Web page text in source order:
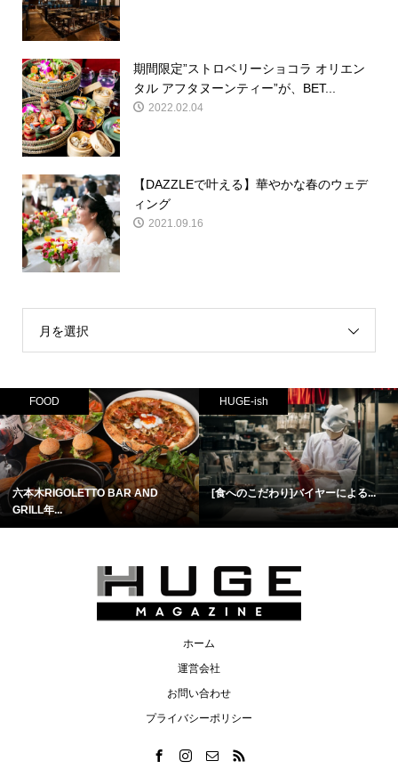
期間限定”ストロベリーショコラ オリエン
タル アフタヌーンティー”が、BET...
2022.02.04
【DAZZLEで叶える】華やかな春のウェデ
ィング
2021.09.16
月を選択
FOOD
六本木RIGOLETTO BAR AND
GRILL年...
HUGE-ish
[食へのこだわり]バイヤーによる...
ホーム
運営会社
お問い合わせ
プライバシーポリシー